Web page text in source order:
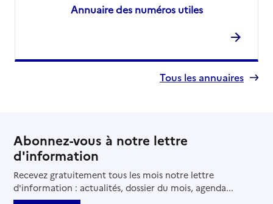
Annuaire des numéros utiles
Tous les annuaires
Abonnez-vous à notre lettre
d'information
Recevez gratuitement tous les mois notre lettre
d'information : actualités, dossier du mois, agenda...